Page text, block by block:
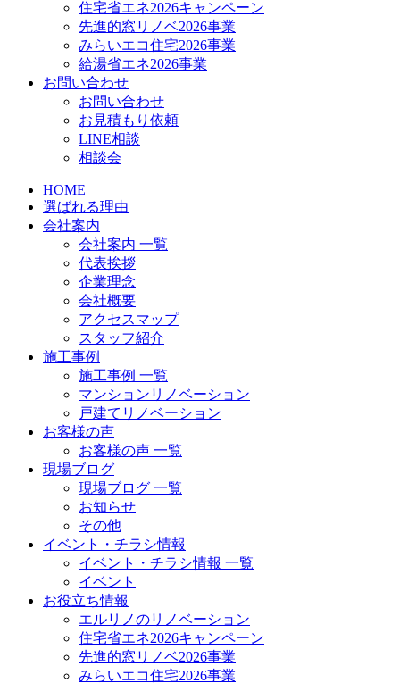
住宅省エネ2026キャンペーン
先進的窓リノベ2026事業
みらいエコ住宅2026事業
給湯省エネ2026事業
お問い合わせ
お問い合わせ
お見積もり依頼
LINE相談
相談会
HOME
選ばれる理由
会社案内
会社案内 一覧
代表挨拶
企業理念
会社概要
アクセスマップ
スタッフ紹介
施工事例
施工事例 一覧
マンションリノベーション
戸建てリノベーション
お客様の声
お客様の声 一覧
現場ブログ
現場ブログ 一覧
お知らせ
その他
イベント・チラシ情報
イベント・チラシ情報 一覧
イベント
お役立ち情報
エルリノのリノベーション
住宅省エネ2026キャンペーン
先進的窓リノベ2026事業
みらいエコ住宅2026事業